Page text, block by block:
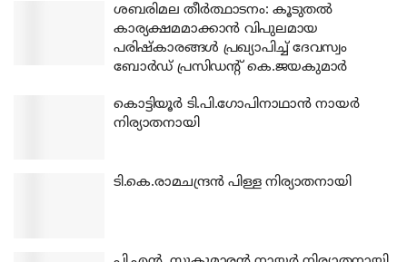
ശബരിമല തീര്‍ത്ഥാടനം: കൂടുതല്‍
കാര്യക്ഷമമാക്കാന്‍ വിപുലമായ
പരിഷ്‌കാരങ്ങള്‍ പ്രഖ്യാപിച്ച് ദേവസ്വം
ബോര്‍ഡ് പ്രസിഡന്റ് കെ.ജയകുമാര്‍
കൊട്ടിയൂര്‍ ടി.പി.ഗോപിനാഥാന്‍ നായര്‍
നിര്യാതനായി
ടി.കെ.രാമചന്ദ്രന്‍ പിള്ള നിര്യാതനായി